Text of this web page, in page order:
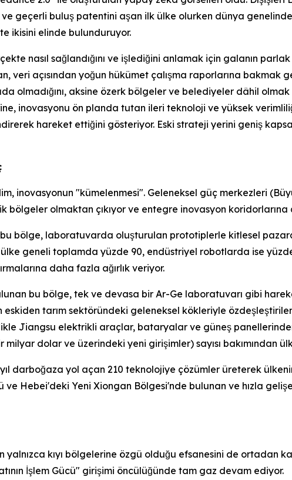
geçerli buluş patentini aşan ilk ülke olurken dünya
ikisini elinde bulunduruyor.
nasıl sağlandığını ve işlediğini anlamak için galanın
veri açısından yoğun hükümet çalışma raporlarına bakmak
olmadığını, aksine özerk bölgeler ve belediyeler dâhil
inovasyonu ön planda tutan ileri teknoloji ve yüksek
hareket ettiğini gösteriyor. Eski strateji yerini geniş
inovasyonun "kümelenmesi". Geleneksel güç merkezleri
bölgeler olmaktan çıkıyor ve entegre inovasyon koridorlarına
bu bölge, laboratuvarda oluşturulan prototiplerle kitlesel
geneli toplamda yüzde 90, endüstriyel robotlarda ise
daha fazla ağırlık veriyor.
bu bölge, tek ve devasa bir Ar-Ge laboratuvarı gibi
eskiden tarım sektöründeki geleneksel kökleriyle
Jiangsu elektrikli araçlar, bataryalar ve güneş
dolar ve üzerindeki yeni girişimler) sayısı bakımından
darboğaza yol açan 210 teknolojiye çözümler üreterek
Hebei'deki Yeni Xiongan Bölgesi'nde bulunan ve hızla
kıyı bölgelerine özgü olduğu efsanesini de ortadan
İşlem Gücü" girişimi öncülüğünde tam gaz devam ediyor.